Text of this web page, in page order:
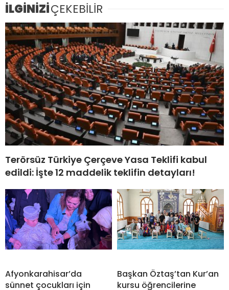
İLGİNİZİÇEKEBİLİR
Terörsüz Türkiye Çerçeve Yasa Teklifi kabul
edildi: İşte 12 maddelik teklifin detayları!
Afyonkarahisar’da
sünnet çocukları için
Başkan Öztaş’tan Kur’an
kursu öğrencilerine